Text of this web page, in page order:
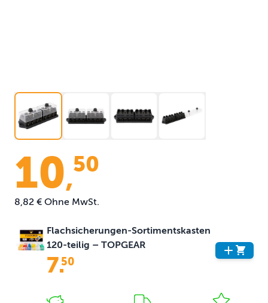
10,50
8,82 € Ohne MwSt.
Flachsicherungen-Sortimentskasten
120-teilig – TOPGEAR
7.
50